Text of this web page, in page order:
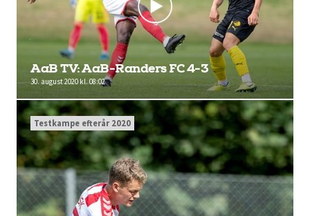
AaB TV: AaB-Randers FC 4-3
30. august 2020 kl. 08:02
Testkampe efterår 2020